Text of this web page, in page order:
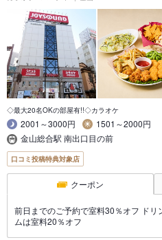
◇最大20名OKの部屋有!!◇カラオケ
2001～3000円
1501～2000円
金山総合駅 南出口目の前
口コミ投稿特典対象店
クーポン
前日までのご予約で室料30％オフ ドリ
ムは室料20％オフ